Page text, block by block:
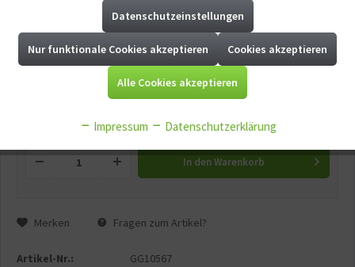
Versandgewicht: 0.15 kg
Ausführung (Pflanze):
In den Warenkorb
Merken Fragen zum Artikel?
Artikel-Nr.:
GG10567
Tracking Aktiv
Sonstige Aktiv
Datenschutzeinstellungen
Nur funktionale Cookies akzeptieren Cookies akzeptieren
Alle Cookies akzeptieren
Impressum Datenschutzerklärung